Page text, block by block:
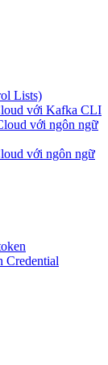
Lists)
với Kafka CLI
với ngôn ngữ
với ngôn ngữ
Credential